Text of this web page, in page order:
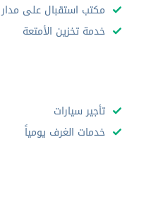
مكتب استقبال على مدار 24 ساعة
خدمة تخزين الأمتعة
تأجير سيارات
خدمات الغرف يومياً